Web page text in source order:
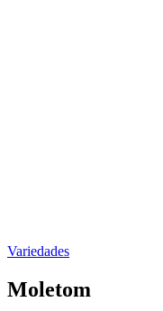
Variedades
Moletom